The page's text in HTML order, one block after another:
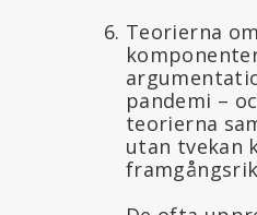
Teorierna
pandemi –
teorierna
utan tvekan